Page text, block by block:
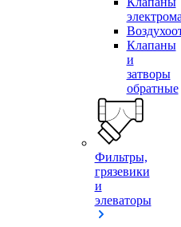
Клапаны
и
затворы
обратные
Фильтры,
грязевики
и
элеваторы